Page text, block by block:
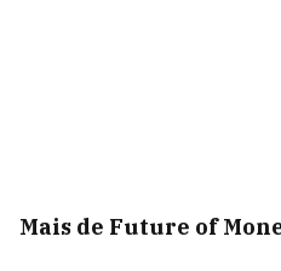
Mais de Future of